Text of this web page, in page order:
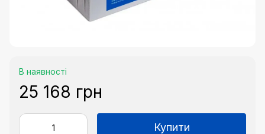
В наявності
25 168 грн
Купити